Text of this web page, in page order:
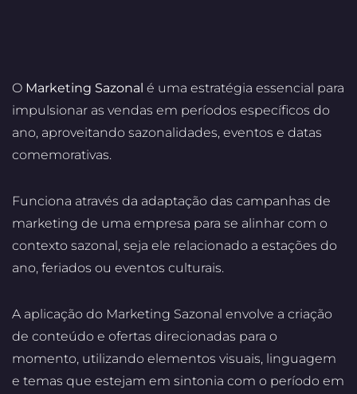
O Marketing Sazonal é uma estratégia essencial para
impulsionar as vendas em períodos específicos do
ano, aproveitando sazonalidades, eventos e datas
comemorativas.
Funciona através da adaptação das campanhas de
marketing de uma empresa para se alinhar com o
contexto sazonal, seja ele relacionado a estações do
ano, feriados ou eventos culturais.
A aplicação do Marketing Sazonal envolve a criação
de conteúdo e ofertas direcionadas para o
momento, utilizando elementos visuais, linguagem
e temas que estejam em sintonia com o período em